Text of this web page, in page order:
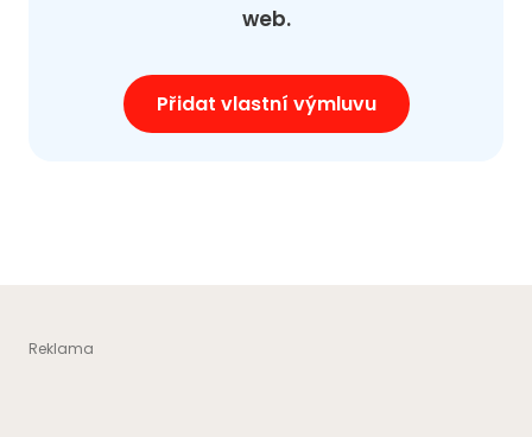
web.
Přidat vlastní výmluvu